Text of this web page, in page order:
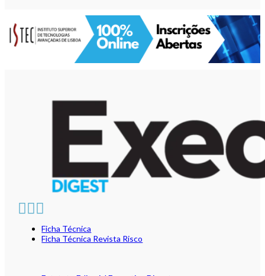
Ficha Técnica
Ficha Técnica Revista Risco